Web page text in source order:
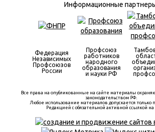
Информационные
Федерация
Независимых
Профсоюзов
России
Профсоюз
работников
народного
образования
и науки РФ
Все права на опубликованные на сайте материалы
законодательством РФ.
Любое использование материалов допускается только
Редакцией с обязательной активной ссылкой на